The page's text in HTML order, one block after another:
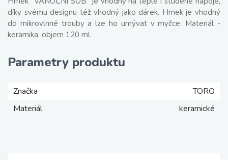
díky svému designu též vhodný jako dárek. Hrnek je vhodný
do mikrovlnné trouby a lze ho umývat v myčce. Materiál -
keramika, objem 120 ml.
Parametry produktu
Značka
TORO
Materiál
keramické